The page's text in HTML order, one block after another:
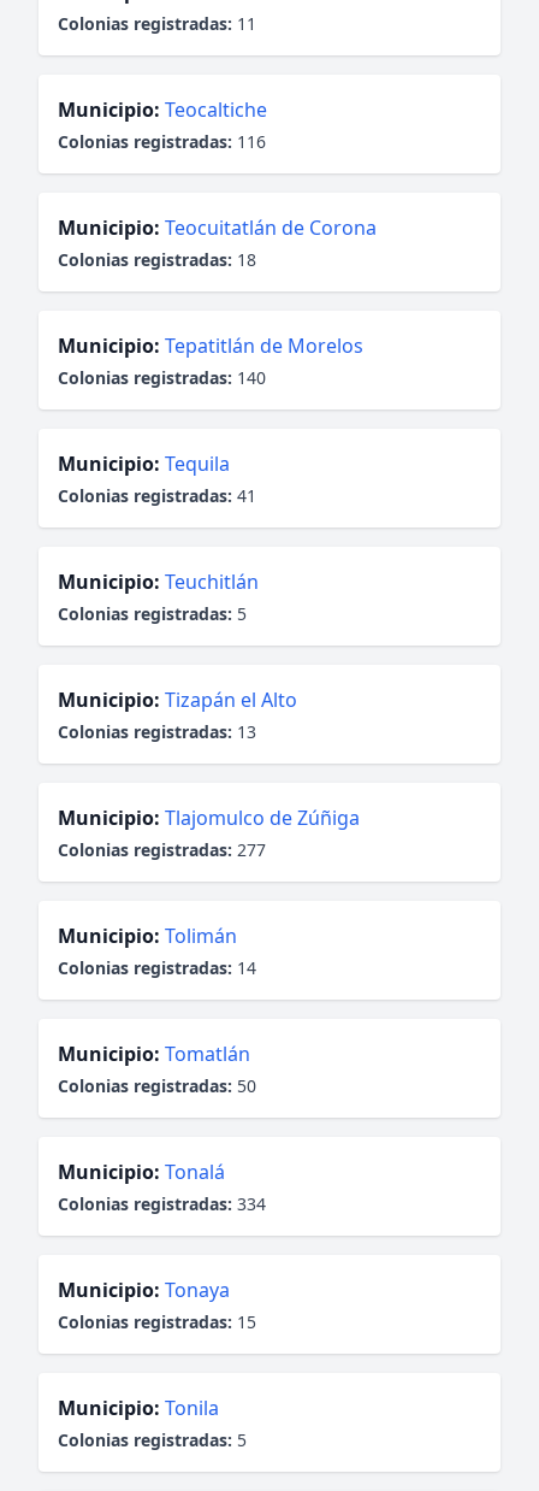
Colonias registradas: 11
Municipio: Teocaltiche
Colonias registradas: 116
Municipio: Teocuitatlán de Corona
Colonias registradas: 18
Municipio: Tepatitlán de Morelos
Colonias registradas: 140
Municipio: Tequila
Colonias registradas: 41
Municipio: Teuchitlán
Colonias registradas: 5
Municipio: Tizapán el Alto
Colonias registradas: 13
Municipio: Tlajomulco de Zúñiga
Colonias registradas: 277
Municipio: Tolimán
Colonias registradas: 14
Municipio: Tomatlán
Colonias registradas: 50
Municipio: Tonalá
Colonias registradas: 334
Municipio: Tonaya
Colonias registradas: 15
Municipio: Tonila
Colonias registradas: 5